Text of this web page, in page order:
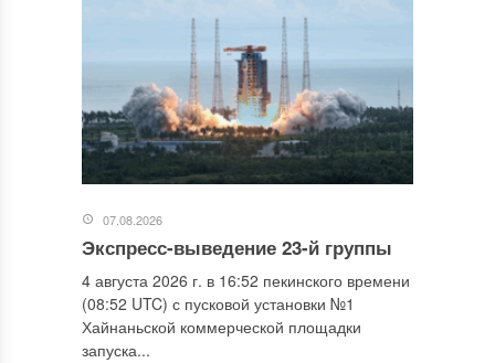
07.08.2026
Экспресс-выведение 23-й группы
4 августа 2026 г. в 16:52 пекинского времени
(08:52 UTC) с пусковой установки №1
Хайнаньской коммерческой площадки
запуска...